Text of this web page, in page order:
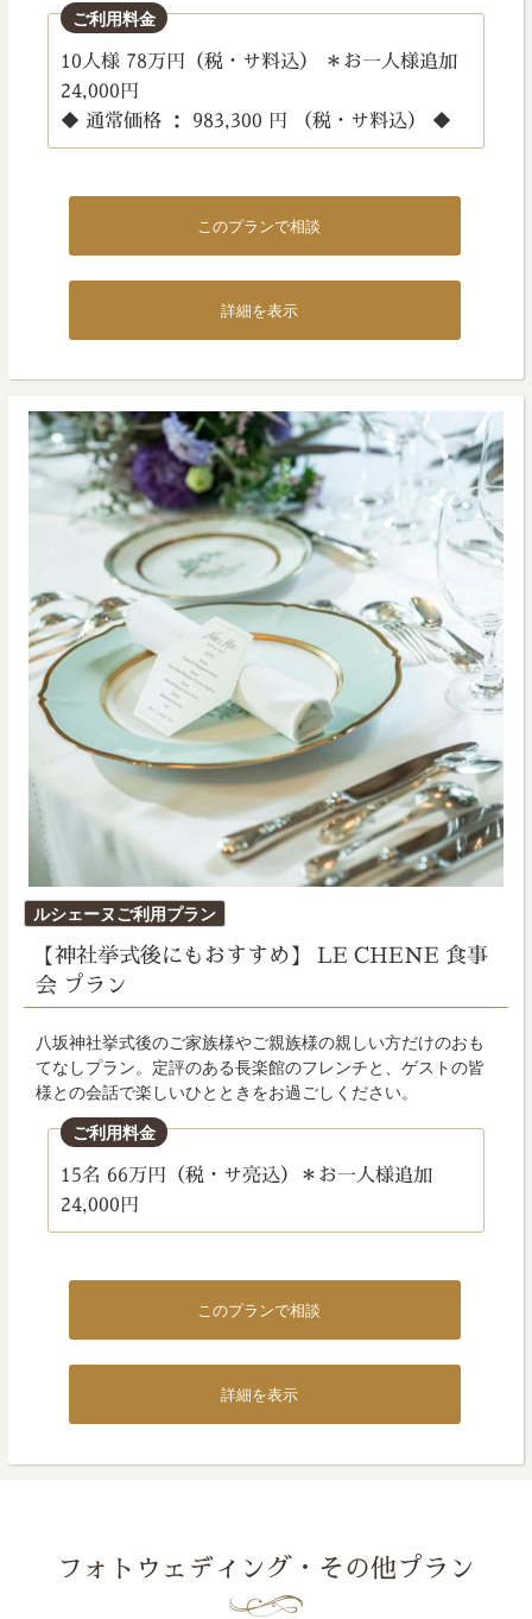
ご利用料金
10人様 78万円（税・サ料込） ＊お一人様追加
24,000円
◆ 通常価格 ： 983,300 円 （税・サ料込） ◆
このプランで相談
詳細を表示
ルシェーヌご利用プラン
日:
【神社挙式後にもおすすめ】 LE CHENE 食事
会 プラン
八坂神社挙式後のご家族様やご親族様の親しい方だけのおも
てなしプラン。定評のある長楽館のフレンチと、ゲストの皆
様との会話で楽しいひとときをお過ごしください。
ご利用料金
15名 66万円（税・サ亮込）＊お一人様追加
24,000円
このプランで相談
詳細を表示
フォトウェディング・その他プラン